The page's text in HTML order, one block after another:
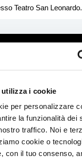
i cookie
per personalizzare
la funzionalità dei
traffico. Noi e
cookie o
con il tuo consenso,
Teatro San Leonardo.
scuolaaa@aaa-